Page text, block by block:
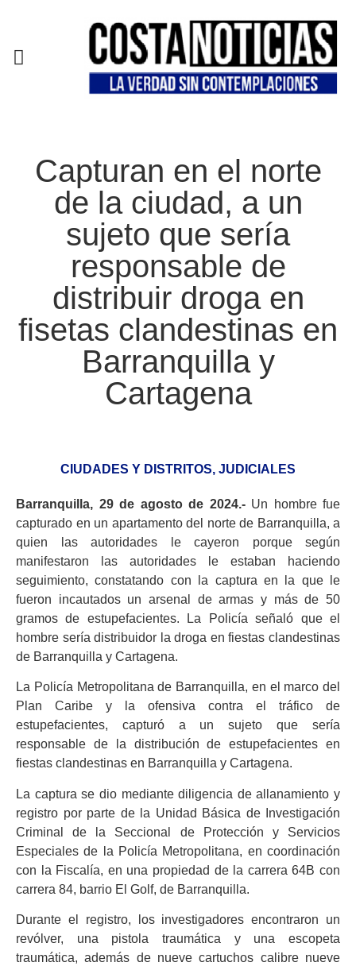
Capturan en el norte
de la ciudad, a un
sujeto que sería
responsable de
distribuir droga en
fisetas clandestinas en
Barranquilla y
Cartagena
CIUDADES Y DISTRITOS, JUDICIALES
Barranquilla, 29 de agosto de 2024.- Un hombre fue
capturado en un apartamento del norte de Barranquilla, a
quien las autoridades le cayeron porque según
manifestaron las autoridades le estaban haciendo
seguimiento, constatando con la captura en la que le
fueron incautados un arsenal de armas y más de 50
gramos de estupefacientes. La Policía señaló que el
hombre sería distribuidor la droga en fiestas clandestinas
de Barranquilla y Cartagena.
La Policía Metropolitana de Barranquilla, en el marco del
Plan Caribe y la ofensiva contra el tráfico de
estupefacientes, capturó a un sujeto que sería
responsable de la distribución de estupefacientes en
fiestas clandestinas en Barranquilla y Cartagena.
La captura se dio mediante diligencia de allanamiento y
registro por parte de la Unidad Básica de Investigación
Criminal de la Seccional de Protección y Servicios
Especiales de la Policía Metropolitana, en coordinación
con la Fiscalía, en una propiedad de la carrera 64B con
carrera 84, barrio El Golf, de Barranquilla.
Durante el registro, los investigadores encontraron un
revólver, una pistola traumática y una escopeta
traumática, además de nueve cartuchos calibre nueve